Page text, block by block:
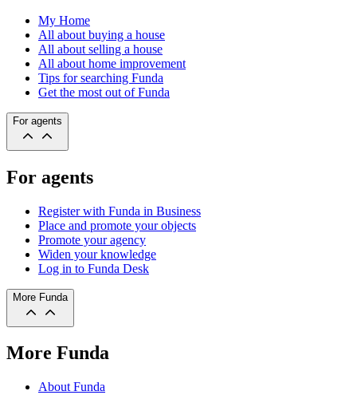
My Home
All about buying a house
All about selling a house
All about home improvement
Tips for searching Funda
Get the most out of Funda
For agents
For agents
Register with Funda in Business
Place and promote your objects
Promote your agency
Widen your knowledge
Log in to Funda Desk
More Funda
More Funda
About Funda